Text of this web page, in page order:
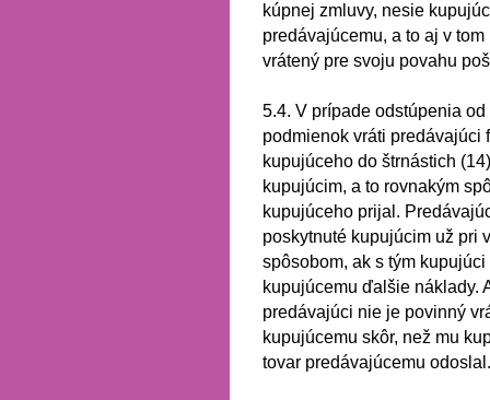
kúpnej zmluvy, nesie
predávajúcemu, a to aj v
vrátený pre svoju povahu
5.4. V prípade odstúpenia
podmienok vráti predávajúci
kupujúceho do štrnástich
kupujúcim, a to rovnakým
kupujúceho prijal.
poskytnuté kupujúcim už pri
spôsobom, ak s tým
kupujúcemu ďalšie náklady.
predávajúci nie je povinný
kupujúcemu skôr, než mu
tovar predávajúcemu odoslal.